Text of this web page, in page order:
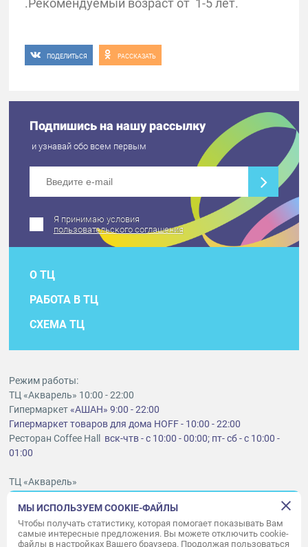
ПОДЕЛИТЬСЯ РАССКАЗАТЬ
Подпишись на нашу рассылку
и узнавай обо всем первым
Я принимаю условия
пользовательского соглашения
О ТЦ
РАБОТА В ТЦ
СХЕМА ТЦ
Режим работы:
ТЦ «Акварель» 10:00 - 22:00
Гипермаркет«АШАН» 9:00 - 22:00
Гипермаркет товаров для дома HOFF - 10:00 - 22:00
Ресторан Coffee Hall вск-чтв - с 10:00 - 00:00; пт- сб - с 10:00 -
01:00
ТЦ «Акварель»
lt@aquarelle-centre.ru
ООО «Акварель»
МЫ ИСПОЛЬЗУЕМ COOKIE-ФАЙЛЫ
Чтобы получать статистику, которая помогает показывать Вам
самые интересные предложения. Вы можете отключить cookie-
файлы в настройках Вашего браузера. Продолжая пользоваться